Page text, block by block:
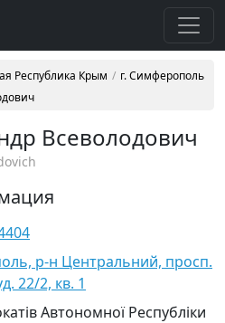
Республика Крым
г. Симферополь
Всеволодович
р-н Центральний, просп.
22/2, кв. 1
Автономної Республіки